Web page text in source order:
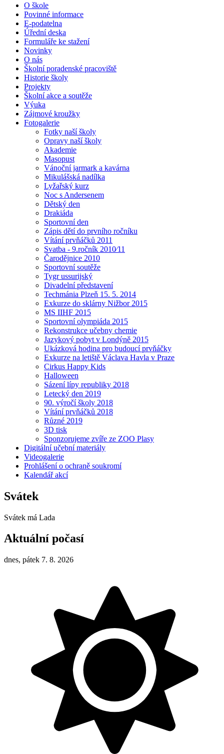
O škole
Povinné informace
E-podatelna
Úřední deska
Formuláře ke stažení
Novinky
O nás
Školní poradenské pracoviště
Historie školy
Projekty
Školní akce a soutěže
Výuka
Zájmové kroužky
Fotogalerie
Fotky naší školy
Opravy naší školy
Akademie
Masopust
Vánoční jarmark a kavárna
Mikulášská nadílka
Lyžařský kurz
Noc s Andersenem
Dětský den
Drakiáda
Sportovní den
Zápis dětí do prvního ročníku
Vítání prvňáčků 2011
Svatba - 9.ročník 2010⁄11
Čarodějnice 2010
Sportovní soutěže
Tygr ussurijský
Divadelní představení
Techmánia Plzeň 15. 5. 2014
Exkurze do sklárny Nižbor 2015
MS IIHF 2015
Sportovní olympiáda 2015
Rekonstrukce učebny chemie
Jazykový pobyt v Londýně 2015
Ukázková hodina pro budoucí prvňáčky
Exkurze na letiště Václava Havla v Praze
Cirkus Happy Kids
Halloween
Sázení lípy republiky 2018
Letecký den 2019
90. výročí školy 2018
Vítání prvňáčků 2018
Různé 2019
3D tisk
Sponzorujeme zvíře ze ZOO Plasy
Digitální učební materiály
Videogalerie
Prohlášení o ochraně soukromí
Kalendář akcí
Svátek
Svátek má Lada
Aktuální počasí
dnes, pátek 7. 8. 2026